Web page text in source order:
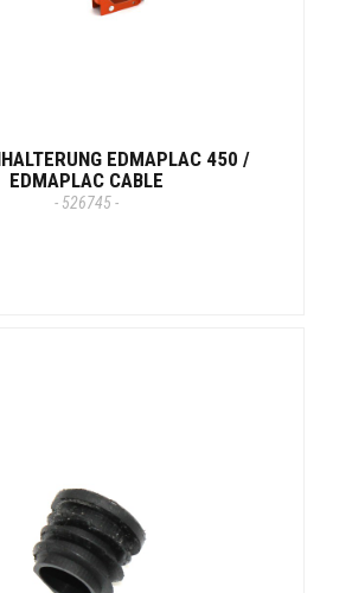
EDMAPLAC 450 /
EDMAPLAC CABLE
- 526745 -